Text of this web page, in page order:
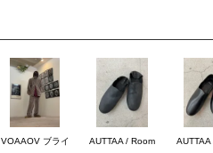
VOAAOV ブライ
AUTTAA / Room